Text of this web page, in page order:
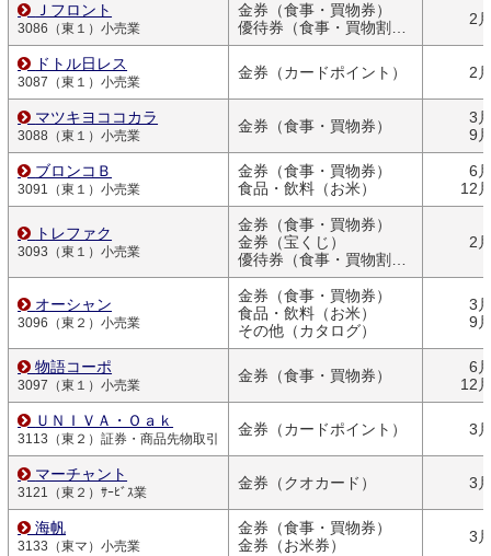
Ｊフロント
3086（東１）小売業
金券（食事・買物券）
優待券（食事・買物割引券）
2
ドトル日レス
3087（東１）小売業
金券（カードポイント） 2
マツキヨココカラ
3088（東１）小売業
金券（食事・買物券）
3
9
ブロンコＢ
3091（東１）小売業
金券（食事・買物券）
食品・飲料（お米）
6
12
トレファク
3093（東１）小売業
金券（食事・買物券）
金券（宝くじ）
優待券（食事・買物割引券）
2
オーシャン
3096（東２）小売業
金券（食事・買物券）
食品・飲料（お米）
その他（カタログ）
3
9
物語コーポ
3097（東１）小売業
金券（食事・買物券）
6
12
ＵＮＩＶＡ・Ｏａｋ
3113（東２）証券・商品先物取引
金券（カードポイント） 3
マーチャント
3121（東２）ｻｰﾋﾞｽ業
金券（クオカード） 3
海帆
3133（東マ）小売業
金券（食事・買物券）
金券（お米券）
3